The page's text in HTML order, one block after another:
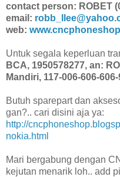
contact person: ROBET
email:
web:
Untuk segala keperluan
BCA, 1950578277, an:
Mandiri, 117-006-606-
Butuh sparepart dan
gan?.. cari disini aja ya:
http://
nokia.html
Mari bergabung dengan
kejutan menarik loh.. add